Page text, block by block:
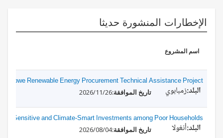
الإخطارات المنشورة حديثا
اسم المشروع
Renewable Energy Procurement Technical Assistance Project
زمبابوي 2026/11/26
Sensitive and Climate-Smart Investments among Poor Households
أنغولا 2026/08/04